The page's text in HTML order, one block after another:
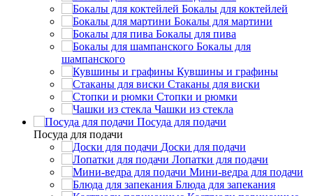
Бокалы для коктейлей
Бокалы для мартини
Бокалы для пива
Бокалы для
шампанского
Кувшины и графины
Стаканы для виски
Стопки и рюмки
Чашки из стекла
Посуда для подачи
Посуда для подачи
Доски для подачи
Лопатки для подачи
Мини-ведра для подачи
Блюда для запекания